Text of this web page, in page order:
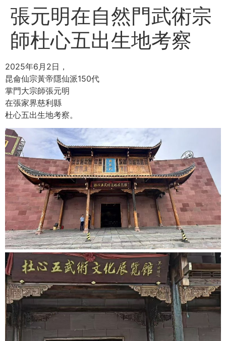
張元明在自然門武術宗
師杜心五出生地考察
2025年6月2日，
昆侖仙宗黃帝隱仙派150代
掌門大宗師張元明
在張家界慈利縣
杜心五出生地考察。